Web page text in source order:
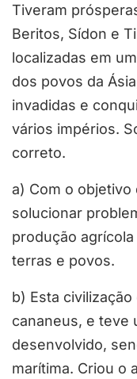
Tiveram
Beritos, Sídon e
localizadas em
dos povos da
invadidas e
vários impérios.
correto.
a) Com o
solucionar
produção
terras e povos.
b) Esta
cananeus, e teve
desenvolvido,
marítima. Criou o